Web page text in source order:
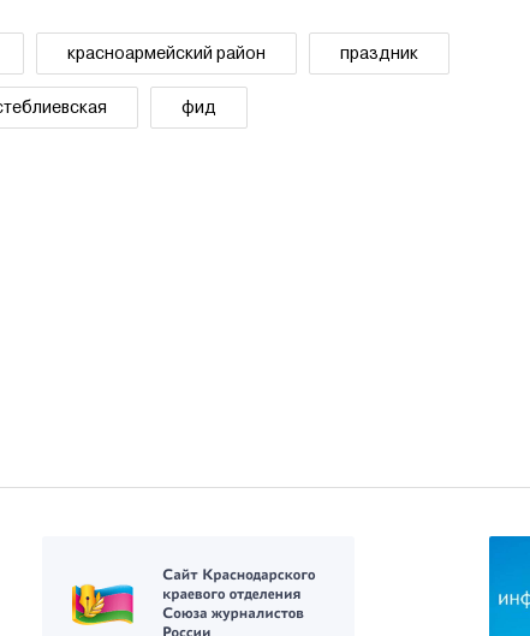
красноармейский район праздник
фид